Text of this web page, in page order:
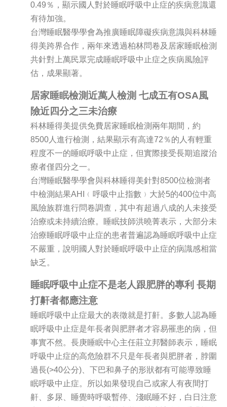
0.49％，顯示國人對於睡眠呼吸中止症的疾病意識還
有待加強。
台灣睡眠醫學學會為推廣睡眠障礙疾病意識與科林睡
得美跨界合作，兩年來透過柏林問卷及居家睡眠檢測
共針對上萬民眾完成睡眠呼吸中止症之疾病風險評
估，成果顯著。
居家睡眠檢測近萬人檢測 七成五有OSA風
險近四分之三未治療
科林睡得美提供免費居家睡眠檢測兩年期間，約
8500人進行檢測，結果顯示有高達72％的人有輕重
程度不一的睡眠呼吸中止症，但實際接受長期追蹤治
療者僅四分之一。
台灣睡眠醫學學會與科林睡得美針對8500位檢測者
中檢測結果AHI﹙呼吸中止指數﹚大於5的400位中高
風險族群進行問卷調查，其中有超過八成的人未接受
治療或未持續治療。睡眠技師洪曉菁表示，大部分未
治療睡眠呼吸中止症的患者普遍認為睡眠呼吸中止症
不嚴重，說明國人對於睡眠呼吸中止症的病識感相當
缺乏。
睡眠呼吸中止症不是老人跟肥胖的專利 長期
打鼾者都應注意
睡眠呼吸中止症最大的表徵就是打鼾。多數人認為睡
眠呼吸中止症是年長者與肥胖者才容易罹患的病，但
事實不然。長庚睡眠中心主任莊立邦醫師表示，睡眠
呼吸中止症的高危險群不只是年長者與肥胖者，脖圍
過長(>40公分)、下巴和鼻子的形狀都有可能導致睡
眠呼吸中止症。所以如果發現自己或家人有夜間打
鼾、多尿、睡覺時呼吸暫停、淺眠睡不好，白日注意